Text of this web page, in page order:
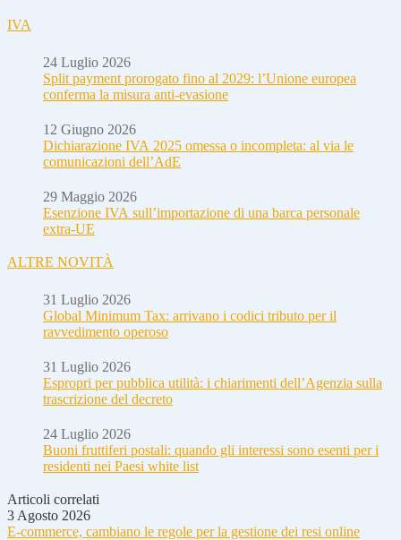
IVA
24 Luglio 2026
Split payment prorogato fino al 2029: l’Unione europea
conferma la misura anti-evasione
12 Giugno 2026
Dichiarazione IVA 2025 omessa o incompleta: al via le
comunicazioni dell’AdE
29 Maggio 2026
Esenzione IVA sull’importazione di una barca personale
extra-UE
ALTRE NOVITÀ
31 Luglio 2026
Global Minimum Tax: arrivano i codici tributo per il
ravvedimento operoso
31 Luglio 2026
Espropri per pubblica utilità: i chiarimenti dell’Agenzia sulla
trascrizione del decreto
24 Luglio 2026
Buoni fruttiferi postali: quando gli interessi sono esenti per i
residenti nei Paesi white list
Articoli correlati
3 Agosto 2026
E-commerce, cambiano le regole per la gestione dei resi online